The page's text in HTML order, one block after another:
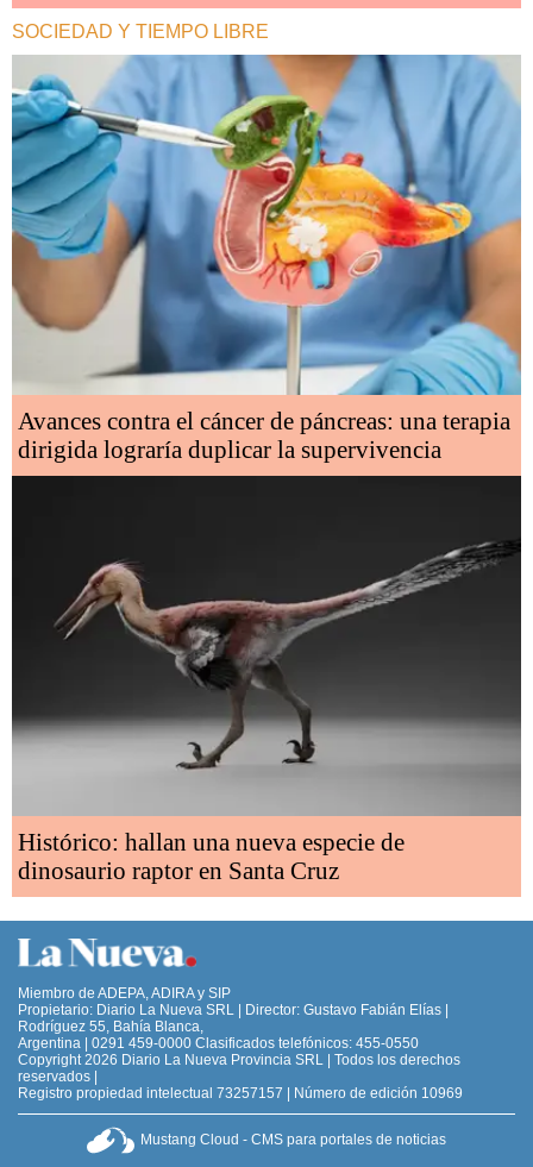
SOCIEDAD Y TIEMPO LIBRE
Avances contra el cáncer de páncreas: una terapia
dirigida lograría duplicar la supervivencia
Histórico: hallan una nueva especie de
dinosaurio raptor en Santa Cruz
Miembro de ADEPA, ADIRA y SIP
Propietario: Diario La Nueva SRL | Director: Gustavo Fabián Elías |
Rodríguez 55, Bahía Blanca,
Argentina | 0291 459-0000 Clasificados telefónicos: 455-0550
Copyright 2026 Diario La Nueva Provincia SRL | Todos los derechos
reservados |
Registro propiedad intelectual 73257157 | Número de edición 10969
Mustang Cloud - CMS para portales de noticias